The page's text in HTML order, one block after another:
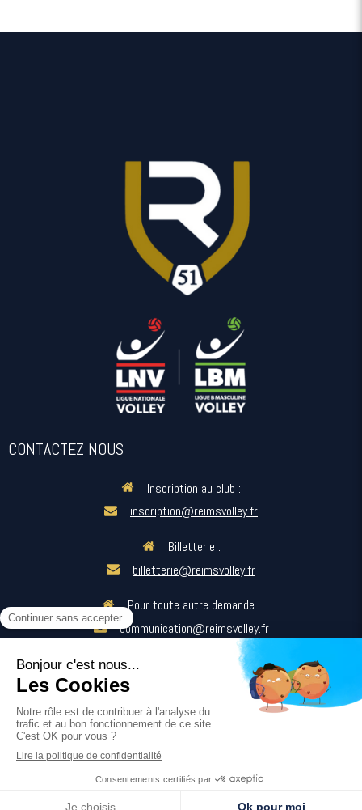
CONTACTEZ NOUS
Inscription au club :
inscription@reimsvolley.fr
Billetterie :
billetterie@reimsvolley.fr
Pour toute autre demande :
communication@reimsvolley.fr
SUIVEZ-NOUS